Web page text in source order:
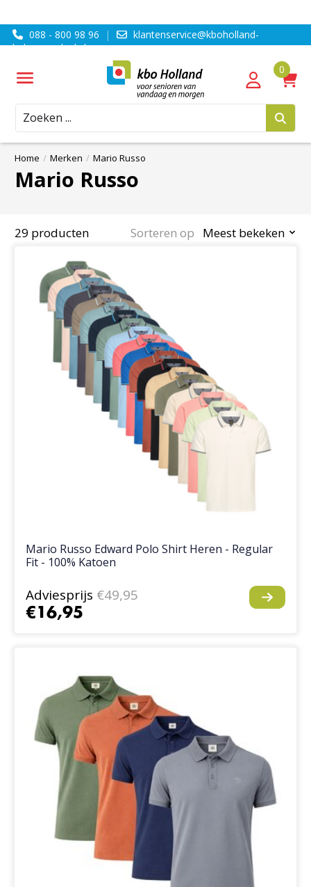
088 - 800 98 96 |
klantenservice@kboholland-
ledenvoordeel.nl
Zoeken
Home / Merken / Mario Russo
Mario Russo
29 producten Sorteren op Meest bekeken
Mario Russo Edward Polo Shirt Heren - Regular
Fit - 100% Katoen
Adviesprijs €49,95
€16,95